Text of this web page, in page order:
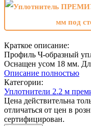
Краткое описание:
Профиль Ч-образный
Оснащен усом 18 мм.
Описание полностью
Категории:
Уплотнители 2.2 м
Цена действительна
отличаться от цен в
сертифицирован.